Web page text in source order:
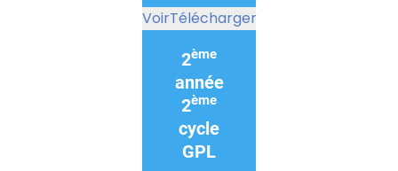
VoirTélécharger
2ème
année
2ème
cycle
GPL